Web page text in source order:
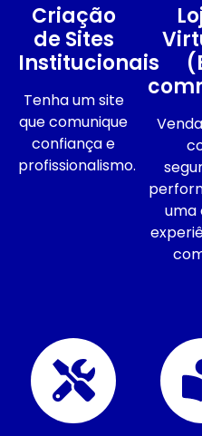
Criação
de Sites
Institucionais
Tenha um site
que comunique
confiança e
profissionalismo.
uma